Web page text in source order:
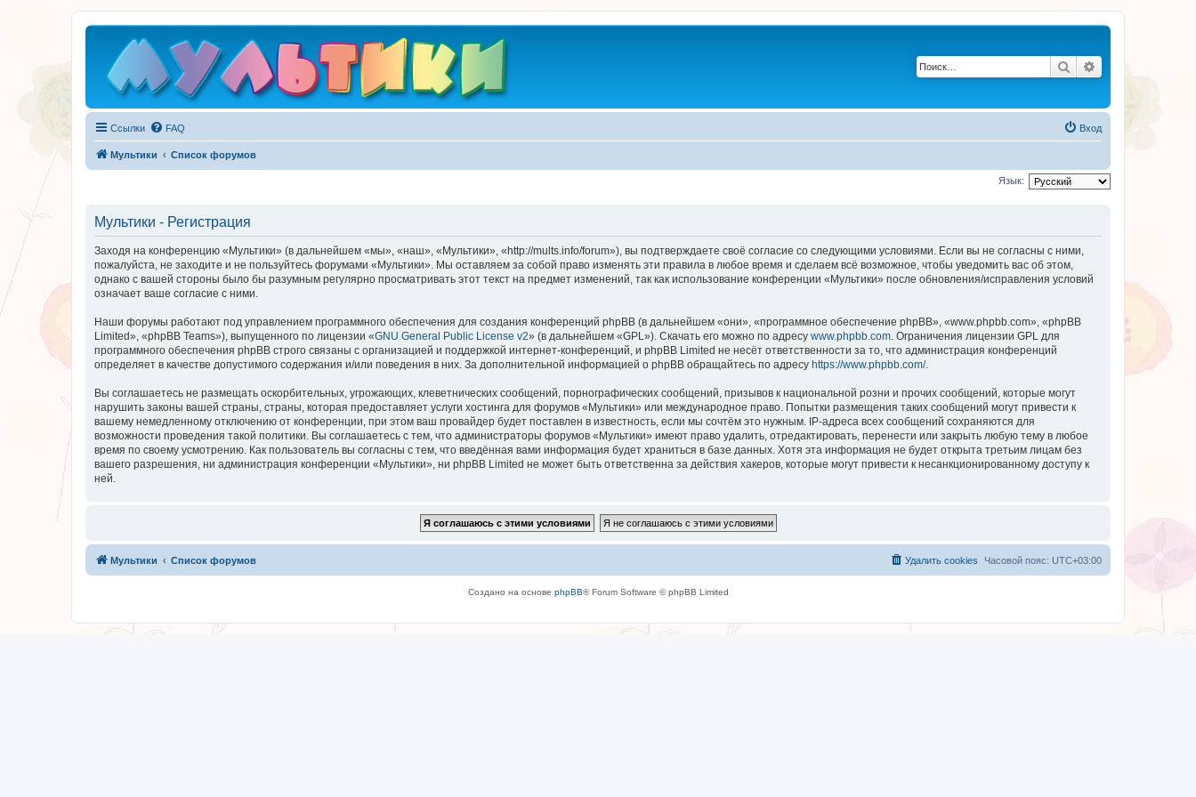
Поиск
Ссылки FAQ Вход
Мультики Список форумов
Язык:
Мультики - Регистрация
Заходя на конференцию «Мультики» (в дальнейшем «мы», «наш», «Мультики», «http://mults.info/forum»), вы подтверждаете своё согласие со следующими условиями. Если вы не согласны с ними,
пожалуйста, не заходите и не пользуйтесь форумами «Мультики». Мы оставляем за собой право изменять эти правила в любое время и сделаем всё возможное, чтобы уведомить вас об этом,
однако с вашей стороны было бы разумным регулярно просматривать этот текст на предмет изменений, так как использование конференции «Мультики» после обновления/исправления условий
означает ваше согласие с ними.
Наши форумы работают под управлением программного обеспечения для создания конференций phpBB (в дальнейшем «они», «программное обеспечение phpBB», «www.phpbb.com», «phpBB
Limited», «phpBB Teams»), выпущенного по лицензии «GNU General Public License v2» (в дальнейшем «GPL»). Скачать его можно по адресу www.phpbb.com . Ограничения лицензии GPL для
программного обеспечения phpBB строго связаны с организацией и поддержкой интернет-конференций, и phpBB Limited не несёт ответственности за то, что администрация конференций
определяет в качестве допустимого содержания и/или поведения в них. За дополнительной информацией о phpBB обращайтесь по адресу https://www.phpbb.com/.
Вы соглашаетесь не размещать оскорбительных, угрожающих, клеветнических сообщений, порнографических сообщений, призывов к национальной розни и прочих сообщений, которые могут
нарушить законы вашей страны, страны, которая предоставляет услуги хостинга для форумов «Мультики» или международное право. Попытки размещения таких сообщений могут привести к
вашему немедленному отключению от конференции, при этом ваш провайдер будет поставлен в известность, если мы сочтём это нужным. IP-адреса всех сообщений сохраняются для
возможности проведения такой политики. Вы соглашаетесь с тем, что администраторы форумов «Мультики» имеют право удалить, отредактировать, перенести или закрыть любую тему в любое
время по своему усмотрению. Как пользователь вы согласны с тем, что введённая вами информация будет храниться в базе данных. Хотя эта информация не будет открыта третьим лицам без
вашего разрешения, ни администрация конференции «Мультики», ни phpBB Limited не может быть ответственна за действия хакеров, которые могут привести к несанкционированному доступу к
ней.
Мультики Список форумов Часовой пояс: UTC+03:00
Удалить cookies
Создано на основе phpBB® Forum Software © phpBB Limited